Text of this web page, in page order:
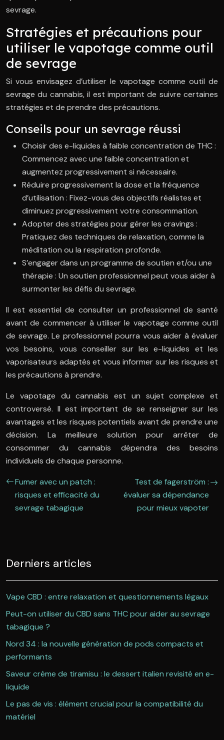
sevrage.
Stratégies et précautions pour
utiliser le vapotage comme outil
de sevrage
Si vous envisagez d’utiliser le vapotage comme outil de
sevrage du cannabis, il est important de suivre certaines
stratégies et de prendre des précautions.
Conseils pour un sevrage réussi
Choisir des e-liquides à faible concentration de THC :
Commencez avec une faible concentration et
augmentez progressivement si nécessaire.
Réduire progressivement la dose et la fréquence
d’utilisation : Fixez-vous des objectifs réalistes et
diminuez progressivement votre consommation.
Adopter des stratégies pour gérer les cravings :
Pratiquez des techniques de relaxation, comme la
méditation ou la respiration profonde.
S’engager dans un programme de soutien et/ou une
thérapie : Un soutien professionnel peut vous aider à
surmonter les défis du sevrage.
Il est essentiel de consulter un professionnel de santé
avant de commencer à utiliser le vapotage comme outil
de sevrage. Le professionnel pourra vous aider à évaluer
vos besoins, vous conseiller sur les e-liquides et les
vaporisateurs adaptés et vous informer sur les risques et
les précautions à prendre.
Le vapotage du cannabis est un sujet complexe et
controversé. Il est important de se renseigner sur les
avantages et les risques potentiels avant de prendre une
décision. La meilleure solution pour arrêter de
consommer du cannabis dépendra des besoins
individuels de chaque personne.
Fumer avec un patch :
risques et efficacité du
sevrage tabagique
Test de fagerström :
évaluer sa dépendance
pour mieux vapoter
Derniers articles
Vape CBD : entre relaxation et questionnements légaux
Peut-on utiliser du CBD sans THC pour aider au sevrage
tabagique ?
Nord 34 : la nouvelle génération de pods compacts et
performants
Saveur crème de tiramisu : le dessert italien revisité en e-
liquide
Le pas de vis : élément crucial pour la compatibilité du
matériel